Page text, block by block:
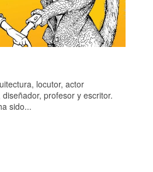
locutor, actor
profesor y escritor.
sido...